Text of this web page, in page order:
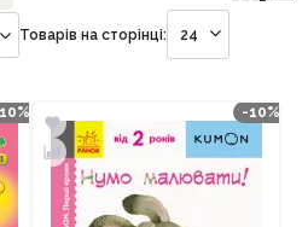
Товарів на сторінці: 24
-10%